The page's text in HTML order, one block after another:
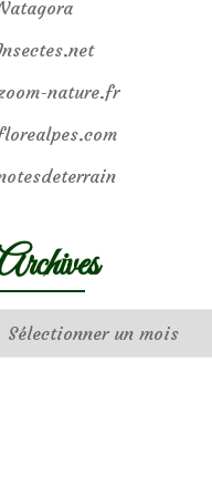
nature.fr